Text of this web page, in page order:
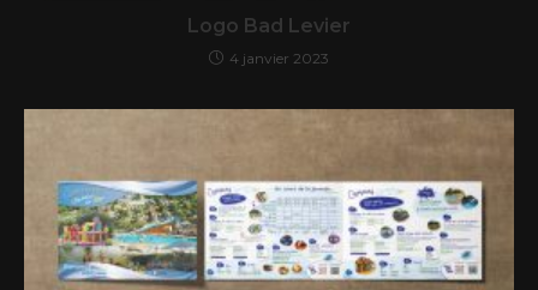
Logo Bad Levier
4 janvier 2023